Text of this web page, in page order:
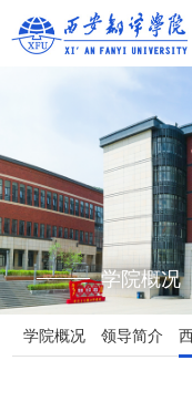
学院概况
学院概况 领导简介